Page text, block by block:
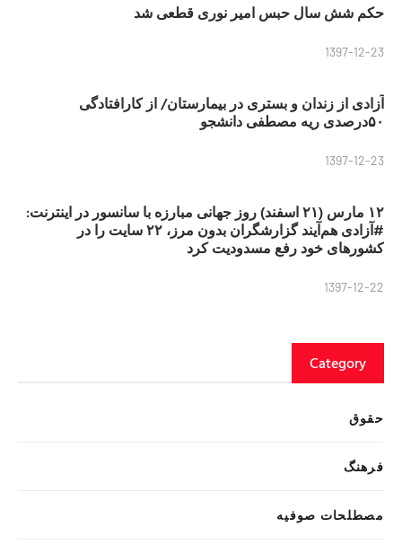
حکم شش سال حبس امیر نوری قطعی شد
1397-12-23
آزادی از زندان و بستری در بیمارستان/ از کارافتادگی
۵۰درصدی ریه مصطفی دانشجو
1397-12-23
۱۲ مارس (۲۱ اسفند) روز جهانی مبارزه با سانسور در اینترنت:
#آزادی هم‌آیند گزارشگران‌ بدون مرز، ۲۲ سایت را در
کشورهای خود رفع مسدودیت کرد
1397-12-22
Category
حقوق
فرهنگ
مصطلحات صوفیه